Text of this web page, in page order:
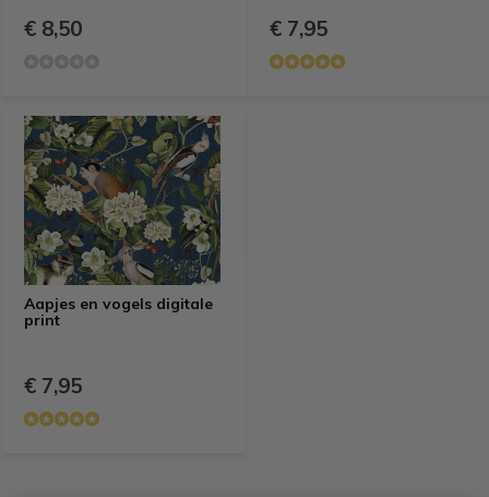
€ 8,50 € 7,95
Aapjes en vogels digitale
print
€ 7,95